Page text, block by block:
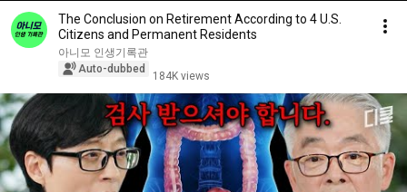
The Conclusion on Retirement According to 4 U.S.
Citizens and Permanent Residents
아니모 인생기록관
Auto-dubbed
184K views